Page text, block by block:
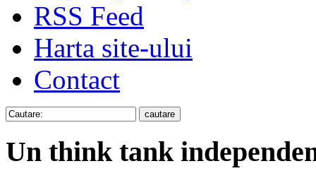
RSS Feed
Harta site-ului
Contact
Un think tank